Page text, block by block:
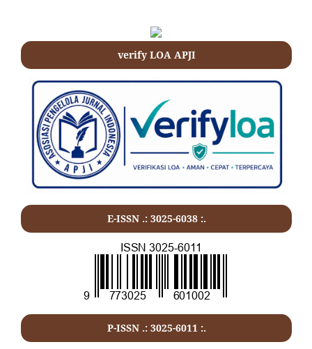
verify LOA APJI
E-ISSN .: 3025-6038 :.
P-ISSN .: 3025-6011 :.